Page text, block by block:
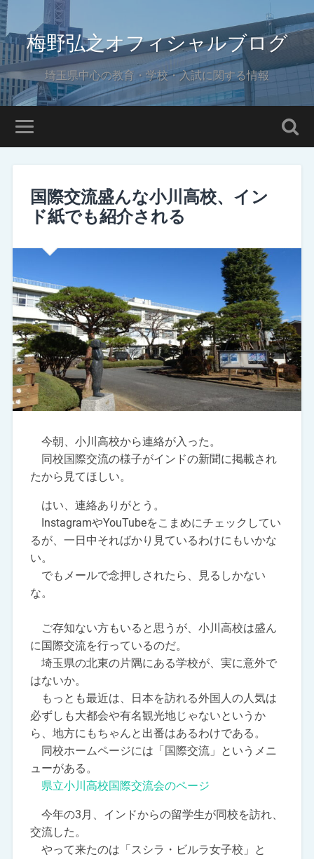
梅野弘之オフィシャルブログ
埼玉県中心の教育・学校・入試に関する情報
国際交流盛んな小川高校、イン
ド紙でも紹介される
今朝、小川高校から連絡が入った。
同校国際交流の様子がインドの新聞に掲載され
たから見てほしい。
はい、連絡ありがとう。
InstagramやYouTubeをこまめにチェックしてい
るが、一日中そればかり見ているわけにもいかな
い。
でもメールで念押しされたら、見るしかない
な。
ご存知ない方もいると思うが、小川高校は盛ん
に国際交流を行っているのだ。
埼玉県の北東の片隅にある学校が、実に意外で
はないか。
もっとも最近は、日本を訪れる外国人の人気は
必ずしも大都会や有名観光地じゃないというか
ら、地方にもちゃんと出番はあるわけである。
同校ホームページには「国際交流」というメニ
ューがある。
県立小川高校国際交流会のページ
今年の3月、インドからの留学生が同校を訪れ、
交流した。
やって来たのは「スシラ・ビルラ女子校」と